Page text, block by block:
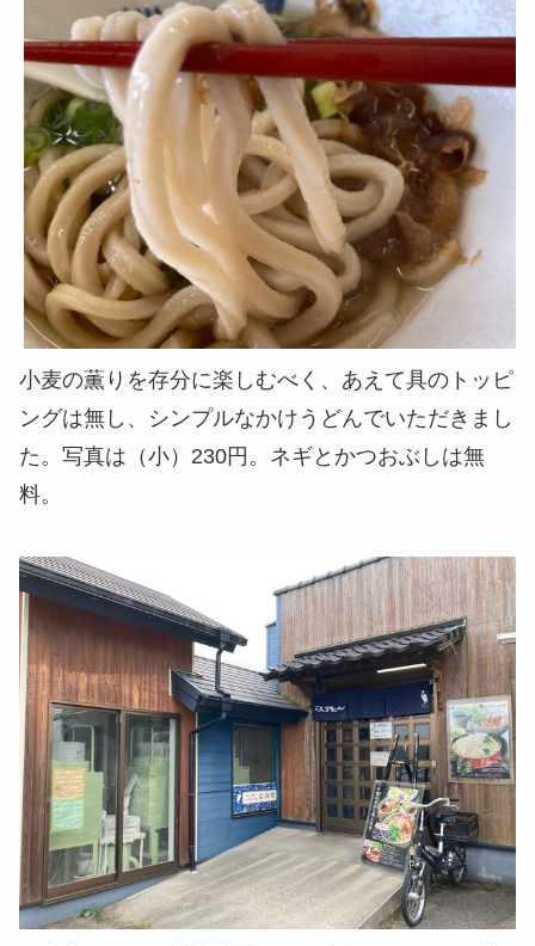
小麦の薫りを存分に楽しむべく、あえて具のトッピ
ングは無し、シンプルなかけうどんでいただきまし
た。写真は（小）230円。ネギとかつおぶしは無
料。